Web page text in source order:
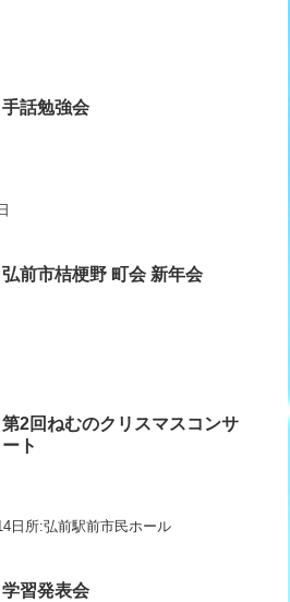
手話勉強会
弘前市桔梗野 町会 新年会
第2回ねむのクリスマスコンサ
ート
日所:弘前駅前市民ホール
学習発表会